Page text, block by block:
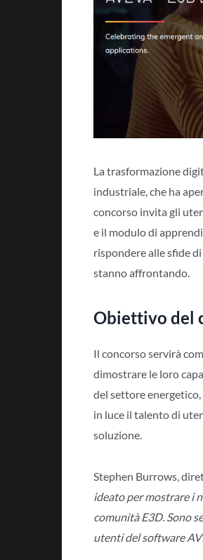
La trasformazione
industriale, che ha
concorso invita gli
e il modulo di
rispondere alle sfide
stanno affrontando.
Obiettivo del
Il concorso servirà
dimostrare le loro
del settore
in luce il talento di
soluzione.
Stephen Burrows,
ideato per mostrare i
comunità E3D. Sono
utenti del software